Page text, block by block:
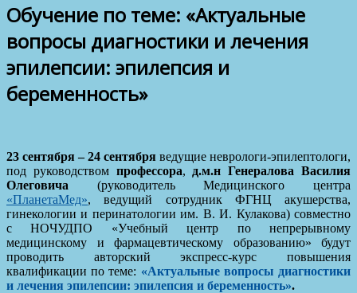
Обучение по теме: «Актуальные
вопросы диагностики и лечения
эпилепсии: эпилепсия и
беременность»
23 сентября – 24 сентября ведущие неврологи-эпилептологи,
под руководством профессора, д.м.н Генералова Василия
Олеговича (руководитель Медицинского центра
«ПланетаМед», ведущий сотрудник ФГНЦ акушерства,
гинекологии и перинатологии им. В. И. Кулакова) совместно
с НОЧУДПО «Учебный центр по непрерывному
медицинскому и фармацевтическому образованию» будут
проводить авторский экспресс-курс повышения
квалификации по теме: «Актуальные вопросы диагностики
и лечения эпилепсии: эпилепсия и беременность».